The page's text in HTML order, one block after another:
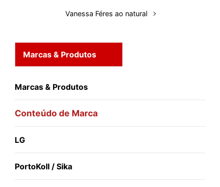
Vanessa Féres ao natural
Marcas & Produtos
Marcas & Produtos
Conteúdo de Marca
LG
PortoKoll / Sika